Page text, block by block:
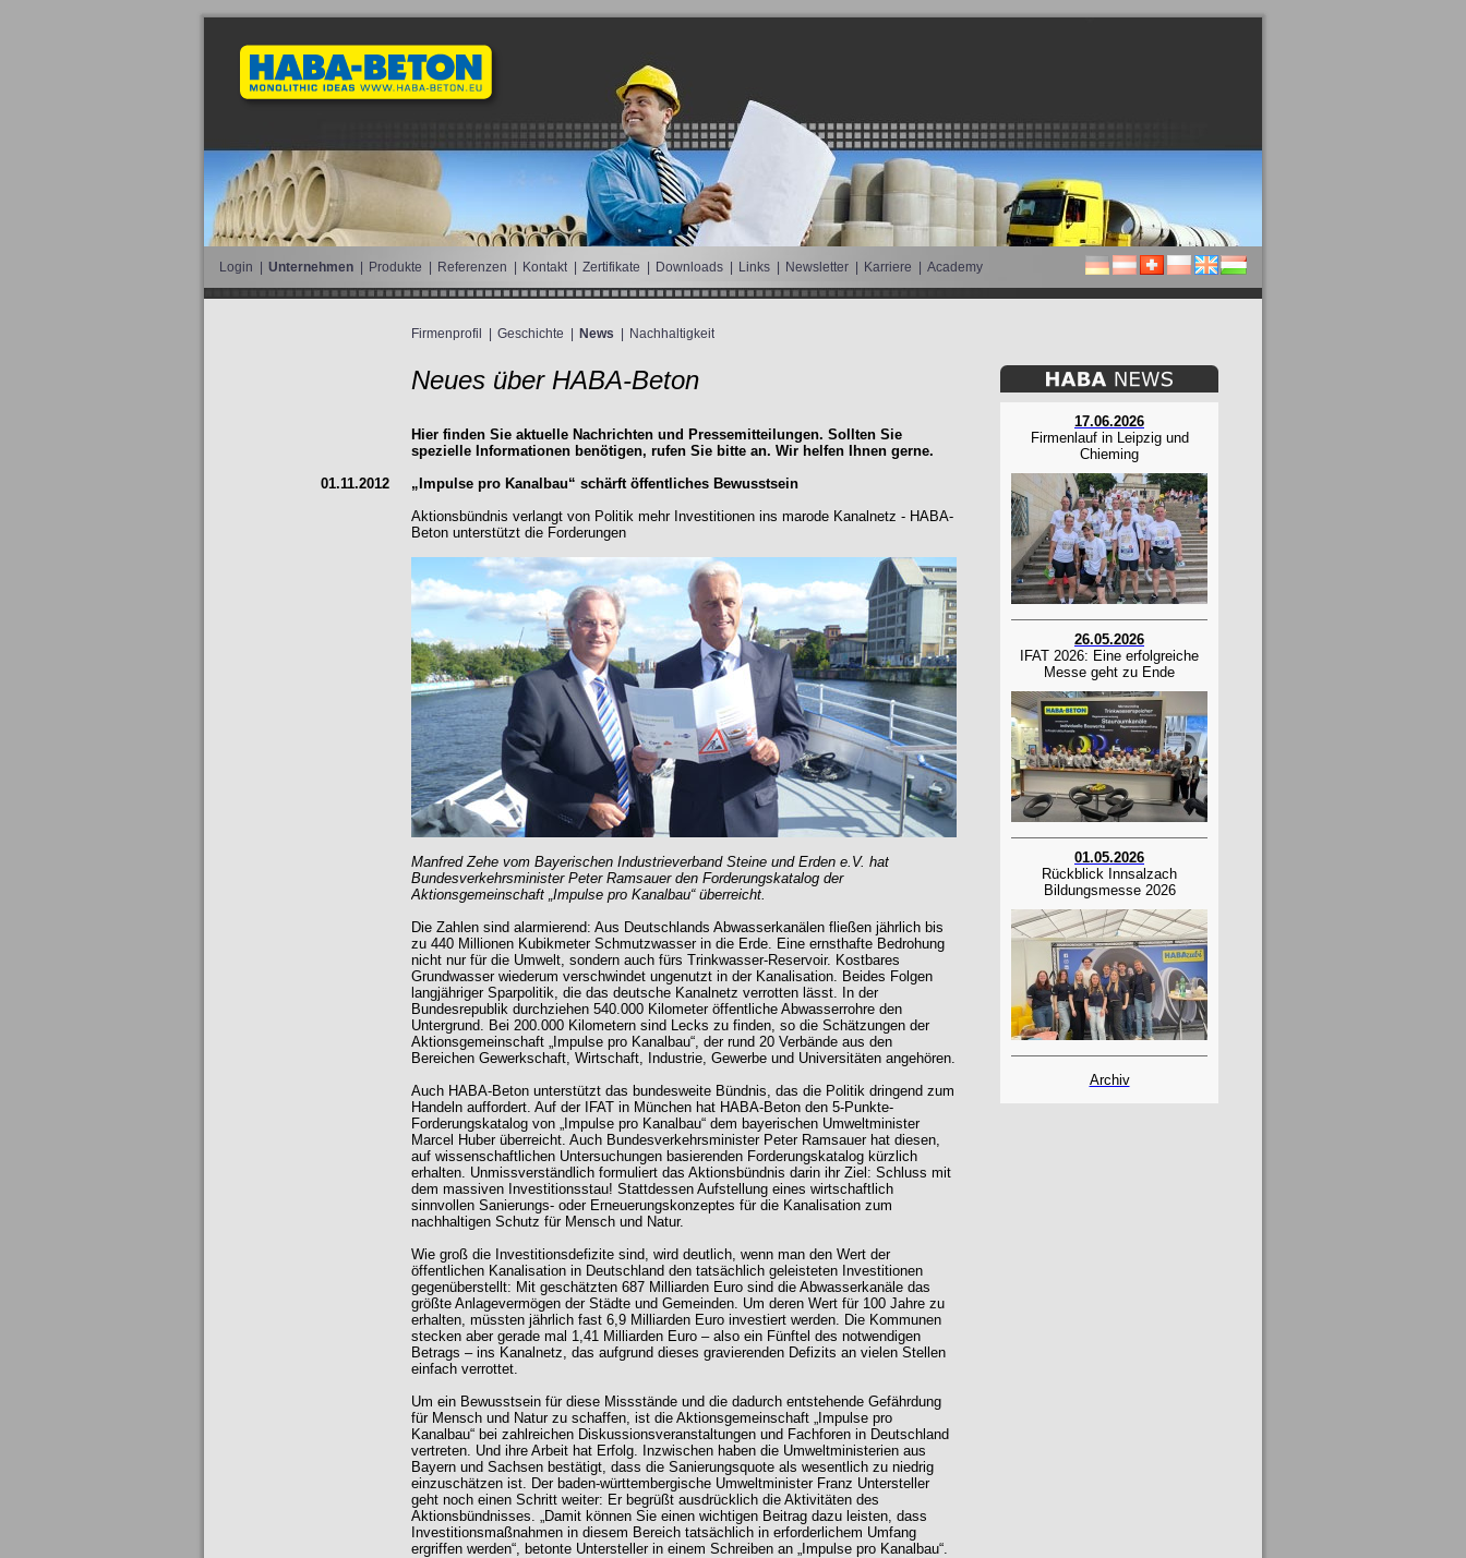
Login Unternehmen Produkte Referenzen Kontakt Zertifikate Downloads Links Newsletter Karriere Academy
Firmenprofil Geschichte News Nachhaltigkeit
Neues über HABA-Beton
Hier finden Sie aktuelle Nachrichten und Pressemitteilungen. Sollten Sie
spezielle Informationen benötigen, rufen Sie bitte an. Wir helfen Ihnen gerne.
01.11.2012
„Impulse pro Kanalbau“ schärft öffentliches Bewusstsein
Aktionsbündnis verlangt von Politik mehr Investitionen ins marode Kanalnetz - HABA-
Beton unterstützt die Forderungen
Manfred Zehe vom Bayerischen Industrieverband Steine und Erden e.V. hat
Bundesverkehrsminister Peter Ramsauer den Forderungskatalog der
Aktionsgemeinschaft „Impulse pro Kanalbau“ überreicht.
Die Zahlen sind alarmierend: Aus Deutschlands Abwasserkanälen fließen jährlich bis
zu 440 Millionen Kubikmeter Schmutzwasser in die Erde. Eine ernsthafte Bedrohung
nicht nur für die Umwelt, sondern auch fürs Trinkwasser-Reservoir. Kostbares
Grundwasser wiederum verschwindet ungenutzt in der Kanalisation. Beides Folgen
langjähriger Sparpolitik, die das deutsche Kanalnetz verrotten lässt. In der
Bundesrepublik durchziehen 540.000 Kilometer öffentliche Abwasserrohre den
Untergrund. Bei 200.000 Kilometern sind Lecks zu finden, so die Schätzungen der
Aktionsgemeinschaft „Impulse pro Kanalbau“, der rund 20 Verbände aus den
Bereichen Gewerkschaft, Wirtschaft, Industrie, Gewerbe und Universitäten angehören.
Auch HABA-Beton unterstützt das bundesweite Bündnis, das die Politik dringend zum
Handeln auffordert. Auf der IFAT in München hat HABA-Beton den 5-Punkte-
Forderungskatalog von „Impulse pro Kanalbau“ dem bayerischen Umweltminister
Marcel Huber überreicht. Auch Bundesverkehrsminister Peter Ramsauer hat diesen,
auf wissenschaftlichen Untersuchungen basierenden Forderungskatalog kürzlich
erhalten. Unmissverständlich formuliert das Aktionsbündnis darin ihr Ziel: Schluss mit
dem massiven Investitionsstau! Stattdessen Aufstellung eines wirtschaftlich
sinnvollen Sanierungs- oder Erneuerungskonzeptes für die Kanalisation zum
nachhaltigen Schutz für Mensch und Natur.
Wie groß die Investitionsdefizite sind, wird deutlich, wenn man den Wert der
öffentlichen Kanalisation in Deutschland den tatsächlich geleisteten Investitionen
gegenüberstellt: Mit geschätzten 687 Milliarden Euro sind die Abwasserkanäle das
größte Anlagevermögen der Städte und Gemeinden. Um deren Wert für 100 Jahre zu
erhalten, müssten jährlich fast 6,9 Milliarden Euro investiert werden. Die Kommunen
stecken aber gerade mal 1,41 Milliarden Euro – also ein Fünftel des notwendigen
Betrags – ins Kanalnetz, das aufgrund dieses gravierenden Defizits an vielen Stellen
einfach verrottet.
Um ein Bewusstsein für diese Missstände und die dadurch entstehende Gefährdung
für Mensch und Natur zu schaffen, ist die Aktionsgemeinschaft „Impulse pro
Kanalbau“ bei zahlreichen Diskussionsveranstaltungen und Fachforen in Deutschland
vertreten. Und ihre Arbeit hat Erfolg. Inzwischen haben die Umweltministerien aus
Bayern und Sachsen bestätigt, dass die Sanierungsquote als wesentlich zu niedrig
einzuschätzen ist. Der baden-württembergische Umweltminister Franz Untersteller
geht noch einen Schritt weiter: Er begrüßt ausdrücklich die Aktivitäten des
Aktionsbündnisses. „Damit können Sie einen wichtigen Beitrag dazu leisten, dass
Investitionsmaßnahmen in diesem Bereich tatsächlich in erforderlichem Umfang
ergriffen werden“, betonte Untersteller in einem Schreiben an „Impulse pro Kanalbau“.
17.06.2026
Firmenlauf in Leipzig und
Chieming
26.05.2026
IFAT 2026: Eine erfolgreiche
Messe geht zu Ende
01.05.2026
Rückblick Innsalzach
Bildungsmesse 2026
Archiv